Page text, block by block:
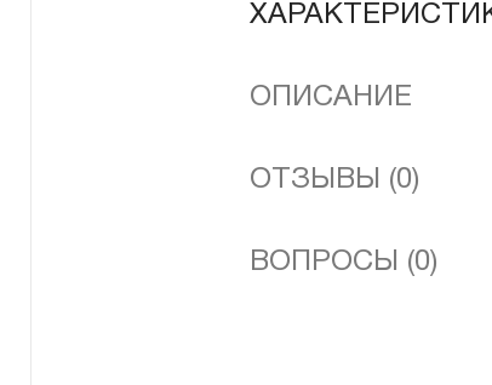
ОПИСАНИЕ
ОТЗЫВЫ (0)
ВОПРОСЫ (0)